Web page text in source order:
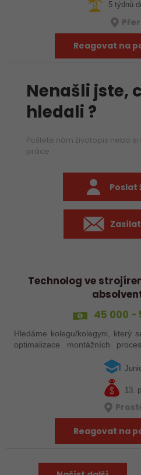
5 týdnů
Reagovat na
Nenašli jste,
hledali ?
Pošlete nám životopis nebo
práce
Poslat
Technolog ve
45 000 -
Hledáme kolegu/kolegyni, který
optimalizace montážních
výrobě a spolupracovat…
13.
Reagovat na